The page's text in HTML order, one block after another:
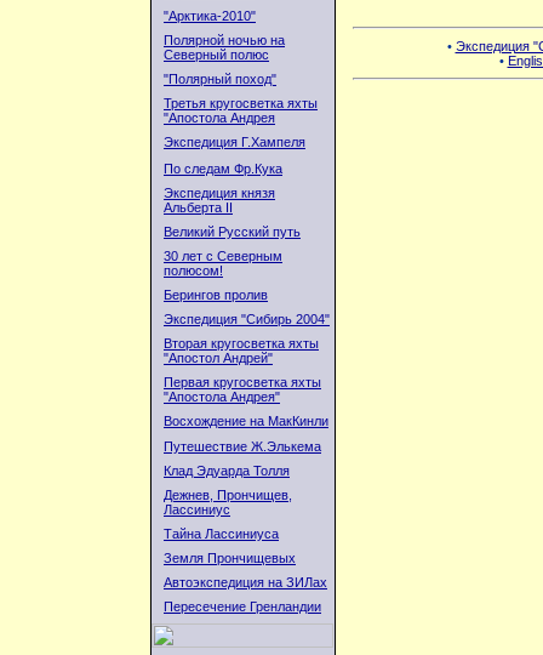
"Арктика-2010"
Полярной ночью на
Северный полюс
"Полярный поход"
Третья кругосветка яхты
"Апостола Андрея
Экспедиция Г.Хампеля
По следам Фр.Кука
Экспедиция князя
Альберта II
Великий Русский путь
30 лет с Северным
полюсом!
Берингов пролив
Экспедиция "Сибирь 2004"
Вторая кругосветка яхты
"Апостол Андрей"
Первая кругосветка яхты
"Апостола Андрея"
Восхождение на МакКинли
Путешествие Ж.Элькема
Клад Эдуарда Толля
Дежнев, Прончищев,
Лассиниус
Тайна Лассиниуса
Земля Прончищевых
Автоэкспедиция на ЗИЛах
Пересечение Гренландии
• Экспедиция
•